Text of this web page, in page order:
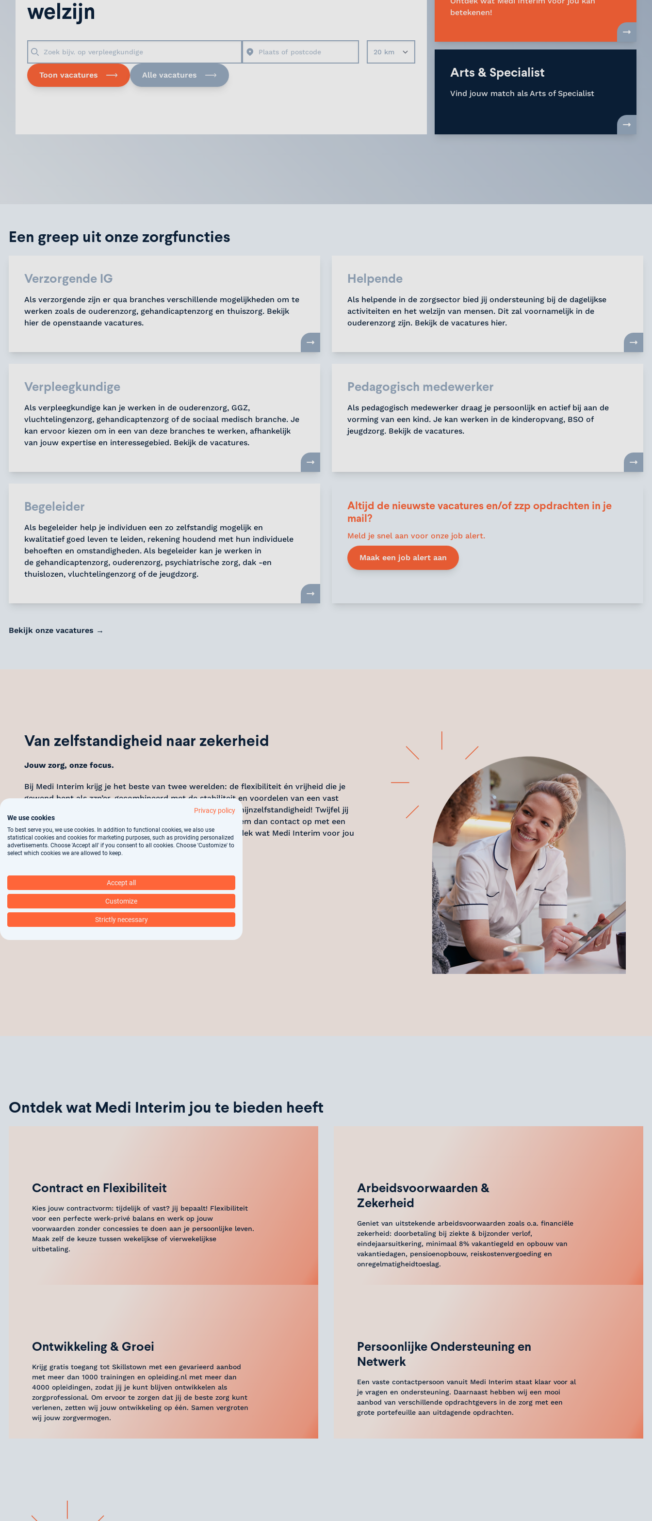
welzijn
Toon vacatures Alle vacatures
betekenen!
Arts & Specialist
Vind jouw match als Arts of Specialist
Een greep uit onze zorgfuncties
Verzorgende IG
Als verzorgende zijn er qua branches verschillende mogelijkheden om te
werken zoals de ouderenzorg, gehandicaptenzorg en thuiszorg. Bekijk
hier de openstaande vacatures.
Helpende
Als helpende in de zorgsector bied jij ondersteuning bij de dagelijkse
activiteiten en het welzijn van mensen. Dit zal voornamelijk in de
ouderenzorg zijn. Bekijk de vacatures hier.
Verpleegkundige
Als verpleegkundige kan je werken in de ouderenzorg, GGZ,
vluchtelingenzorg, gehandicaptenzorg of de sociaal medisch branche. Je
kan ervoor kiezen om in een van deze branches te werken, afhankelijk
van jouw expertise en interessegebied. Bekijk de vacatures.
Pedagogisch medewerker
Als pedagogisch medewerker draag je persoonlijk en actief bij aan de
vorming van een kind. Je kan werken in de kinderopvang, BSO of
jeugdzorg. Bekijk de vacatures.
Begeleider
Als begeleider help je individuen een zo zelfstandig mogelijk en
kwalitatief goed leven te leiden, rekening houdend met hun individuele
behoeften en omstandigheden. Als begeleider kan je werken in
de gehandicaptenzorg, ouderenzorg, psychiatrische zorg, dak -en
thuislozen, vluchtelingenzorg of de jeugdzorg.
Altijd de nieuwste vacatures en/of zzp opdrachten in je
mail?
Meld je snel aan voor onze job alert.
Maak een job alert aan
Bekijk onze vacatures →
Van zelfstandigheid naar zekerheid
Jouw zorg, onze focus.
Bij Medi Interim krijg je het beste van twee werelden: de flexibiliteit én vrijheid die je
gewend bent als zzp’er, gecombineerd met de stabiliteit en voordelen van een vast
dienstverband. Geen zorgen meer over de Wet DBA of schijnzelfstandigheid! Twijfel jij
over jouw positie als zzp'er of wil je meer informatie? Neem dan contact op met een
van onze expert voor een vrijblijvend adviesgesprek. Ontdek wat Medi Interim voor jou
kan betekenen.
Ontdek wat Medi Interim jou te bieden heeft
Contract en Flexibiliteit
Kies jouw contractvorm: tijdelijk of vast? jij bepaalt! Flexibiliteit
voor een perfecte werk-privé balans en werk op jouw
voorwaarden zonder concessies te doen aan je persoonlijke leven.
Maak zelf de keuze tussen wekelijkse of vierwekelijkse
uitbetaling.
Arbeidsvoorwaarden &
Zekerheid
Geniet van uitstekende arbeidsvoorwaarden zoals o.a. financiële
zekerheid: doorbetaling bij ziekte & bijzonder verlof,
eindejaarsuitkering, minimaal 8% vakantiegeld en opbouw van
vakantiedagen, pensioenopbouw, reiskostenvergoeding en
onregelmatigheidtoeslag.
Ontwikkeling & Groei
Krijg gratis toegang tot Skillstown met een gevarieerd aanbod
met meer dan 1000 trainingen en opleiding.nl met meer dan
4000 opleidingen, zodat jij je kunt blijven ontwikkelen als
zorgprofessional. Om ervoor te zorgen dat jij de beste zorg kunt
verlenen, zetten wij jouw ontwikkeling op één. Samen vergroten
wij jouw zorgvermogen.
Persoonlijke Ondersteuning en
Netwerk
Een vaste contactpersoon vanuit Medi Interim staat klaar voor al
je vragen en ondersteuning. Daarnaast hebben wij een mooi
aanbod van verschillende opdrachtgevers in de zorg met een
grote portefeuille aan uitdagende opdrachten.
Privacy policy
We use cookies
To best serve you, we use cookies. In addition to functional cookies, we also use
statistical cookies and cookies for marketing purposes, such as providing personalized
advertisements. Choose 'Accept all' if you consent to all cookies. Choose 'Customize' to
select which cookies we are allowed to keep.
Accept all
Customize
Strictly necessary